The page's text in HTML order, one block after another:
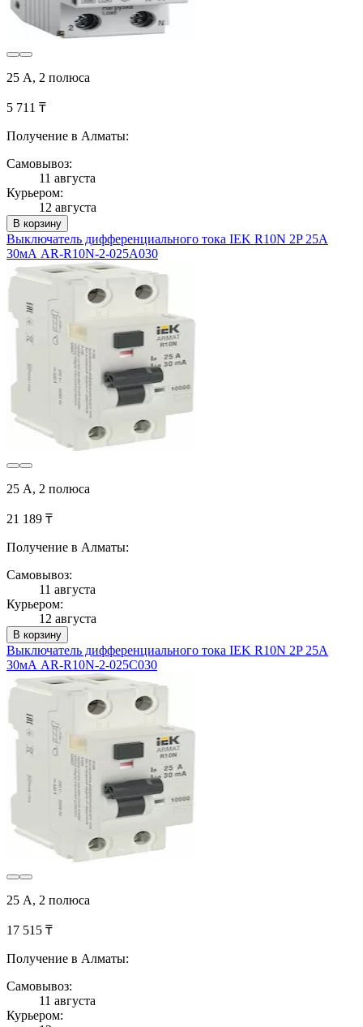
25 А, 2 полюса
5 711 ₸
Получение в Алматы:
Самовывоз:
11 августа
Курьером:
12 августа
В корзину
Выключатель дифференциального тока IEK R10N 2P 25А
30мА AR-R10N-2-025A030
25 А, 2 полюса
21 189 ₸
Получение в Алматы:
Самовывоз:
11 августа
Курьером:
12 августа
В корзину
Выключатель дифференциального тока IEK R10N 2P 25А
30мА AR-R10N-2-025C030
25 А, 2 полюса
17 515 ₸
Получение в Алматы:
Самовывоз:
11 августа
Курьером: